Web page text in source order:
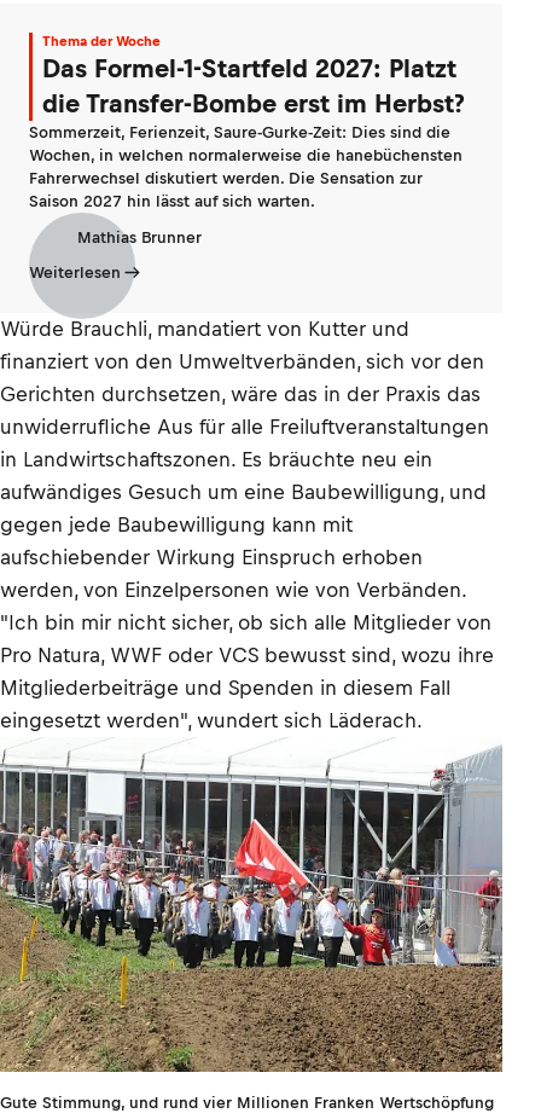
Thema der Woche
Das Formel-1-Startfeld 2027: Platzt
die Transfer-Bombe erst im Herbst?
Sommerzeit, Ferienzeit, Saure-Gurke-Zeit: Dies sind die
Wochen, in welchen normalerweise die hanebüchensten
Fahrerwechsel diskutiert werden. Die Sensation zur
Saison 2027 hin lässt auf sich warten.
Mathias Brunner
Weiterlesen
Würde Brauchli, mandatiert von Kutter und
finanziert von den Umweltverbänden, sich vor den
Gerichten durchsetzen, wäre das in der Praxis das
unwiderrufliche Aus für alle Freiluftveranstaltungen
in Landwirtschaftszonen. Es bräuchte neu ein
aufwändiges Gesuch um eine Baubewilligung, und
gegen jede Baubewilligung kann mit
aufschiebender Wirkung Einspruch erhoben
werden, von Einzelpersonen wie von Verbänden.
"Ich bin mir nicht sicher, ob sich alle Mitglieder von
Pro Natura, WWF oder VCS bewusst sind, wozu ihre
Mitgliederbeiträge und Spenden in diesem Fall
eingesetzt werden", wundert sich Läderach.
Gute Stimmung, und rund vier Millionen Franken Wertschöpfung